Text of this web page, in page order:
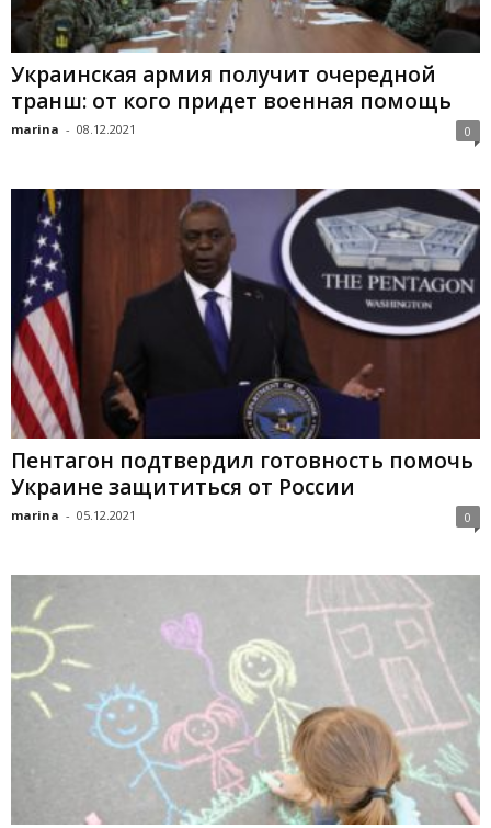
Украинская армия получит очередной
транш: от кого придет военная помощь
marina - 08.12.2021 0
Пентагон подтвердил готовность помочь
Украине защититься от России
marina - 05.12.2021 0